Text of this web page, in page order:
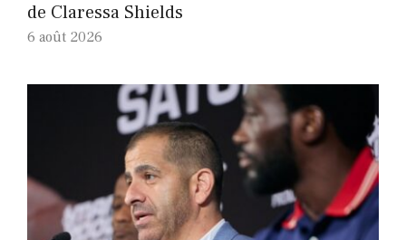
de Claressa Shields
6 août 2026